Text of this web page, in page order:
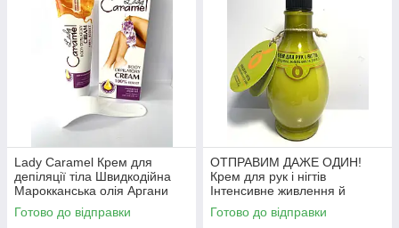
Lady Caramel Крем для
депіляції тіла Швидкодійна
Марокканська олія Аргани
Готово до відправки
ОТПРАВИМ ДАЖЕ ОДИН!
Крем для рук і нігтів
Інтенсивне живлення й
захист з оливковою й
обліпиховою олією 275 мл
Готово до відправки